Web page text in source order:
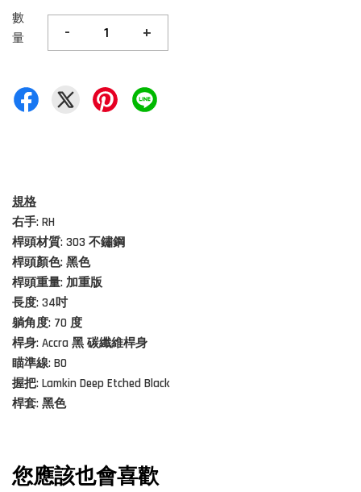
數
量
- +
規格
右手: RH
桿頭材質: 303 不鏽鋼
桿頭顏色: 黑色
桿頭重量: 加重版
長度: 34吋
躺角度: 70 度
桿身: Accra 黑 碳纖維桿身
瞄準線: B0
握把: Lamkin Deep Etched Black
桿套: 黑色
您應該也會喜歡